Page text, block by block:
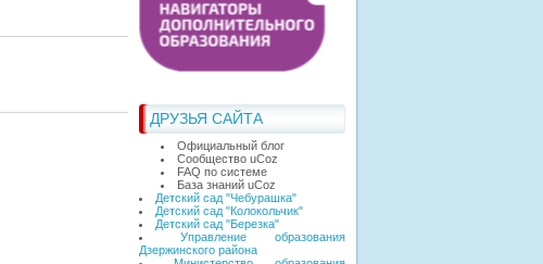
ДРУЗЬЯ САЙТА
Официальный блог
Сообщество uCoz
FAQ по системе
База знаний uCoz
Детский сад "Чебурашка"
Детский сад "Колокольчик"
Детский сад "Березка"
Управление образования
Дзержинского района